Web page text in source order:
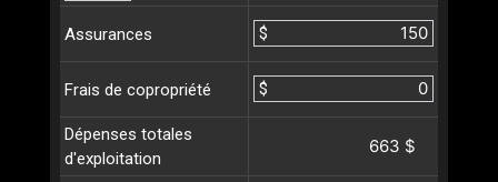
Assurances $
Frais de copropriété $
Dépenses totales
d'exploitation
663 $